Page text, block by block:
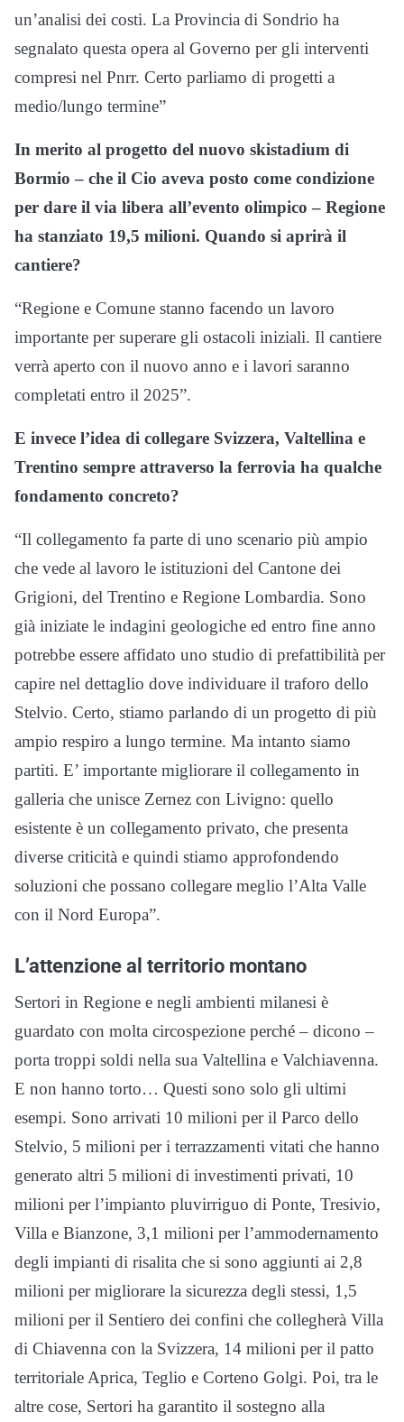
un’analisi dei costi. La Provincia di Sondrio ha
segnalato questa opera al Governo per gli interventi
compresi nel Pnrr. Certo parliamo di progetti a
medio/lungo termine”
In merito al progetto del nuovo skistadium di
Bormio – che il Cio aveva posto come condizione
per dare il via libera all’evento olimpico – Regione
ha stanziato 19,5 milioni. Quando si aprirà il
cantiere?
“Regione e Comune stanno facendo un lavoro
importante per superare gli ostacoli iniziali. Il cantiere
verrà aperto con il nuovo anno e i lavori saranno
completati entro il 2025”.
E invece l’idea di collegare Svizzera, Valtellina e
Trentino sempre attraverso la ferrovia ha qualche
fondamento concreto?
“Il collegamento fa parte di uno scenario più ampio
che vede al lavoro le istituzioni del Cantone dei
Grigioni, del Trentino e Regione Lombardia. Sono
già iniziate le indagini geologiche ed entro fine anno
potrebbe essere affidato uno studio di prefattibilità per
capire nel dettaglio dove individuare il traforo dello
Stelvio. Certo, stiamo parlando di un progetto di più
ampio respiro a lungo termine. Ma intanto siamo
partiti. E’ importante migliorare il collegamento in
galleria che unisce Zernez con Livigno: quello
esistente è un collegamento privato, che presenta
diverse criticità e quindi stiamo approfondendo
soluzioni che possano collegare meglio l’Alta Valle
con il Nord Europa”.
L’attenzione al territorio montano
Sertori in Regione e negli ambienti milanesi è
guardato con molta circospezione perché – dicono –
porta troppi soldi nella sua Valtellina e Valchiavenna.
E non hanno torto… Questi sono solo gli ultimi
esempi. Sono arrivati 10 milioni per il Parco dello
Stelvio, 5 milioni per i terrazzamenti vitati che hanno
generato altri 5 milioni di investimenti privati, 10
milioni per l’impianto pluvirriguo di Ponte, Tresivio,
Villa e Bianzone, 3,1 milioni per l’ammodernamento
degli impianti di risalita che si sono aggiunti ai 2,8
milioni per migliorare la sicurezza degli stessi, 1,5
milioni per il Sentiero dei confini che collegherà Villa
di Chiavenna con la Svizzera, 14 milioni per il patto
territoriale Aprica, Teglio e Corteno Golgi. Poi, tra le
altre cose, Sertori ha garantito il sostegno alla